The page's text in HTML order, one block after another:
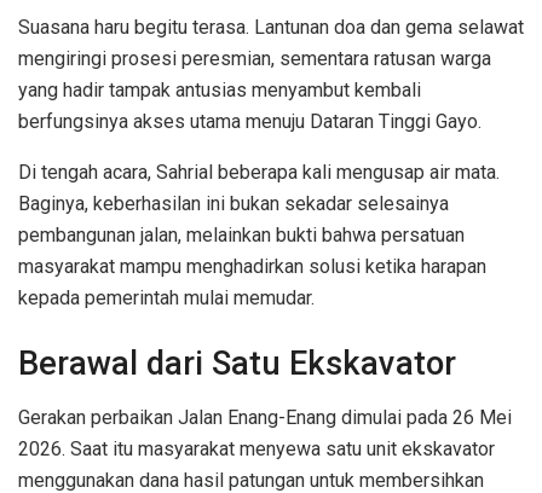
Suasana haru begitu terasa. Lantunan doa dan gema selawat
mengiringi prosesi peresmian, sementara ratusan warga
yang hadir tampak antusias menyambut kembali
berfungsinya akses utama menuju Dataran Tinggi Gayo.
Di tengah acara, Sahrial beberapa kali mengusap air mata.
Baginya, keberhasilan ini bukan sekadar selesainya
pembangunan jalan, melainkan bukti bahwa persatuan
masyarakat mampu menghadirkan solusi ketika harapan
kepada pemerintah mulai memudar.
Berawal dari Satu Ekskavator
Gerakan perbaikan Jalan Enang-Enang dimulai pada 26 Mei
2026. Saat itu masyarakat menyewa satu unit ekskavator
menggunakan dana hasil patungan untuk membersihkan